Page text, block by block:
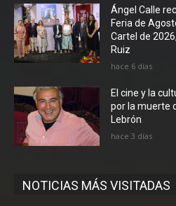
Ángel Calle
Feria de
Cartel de
Ruiz
hace 6 días
El cine y la
por la muerte
Lebrón
hace 3 días
NOTICIAS MÁS VISITADAS